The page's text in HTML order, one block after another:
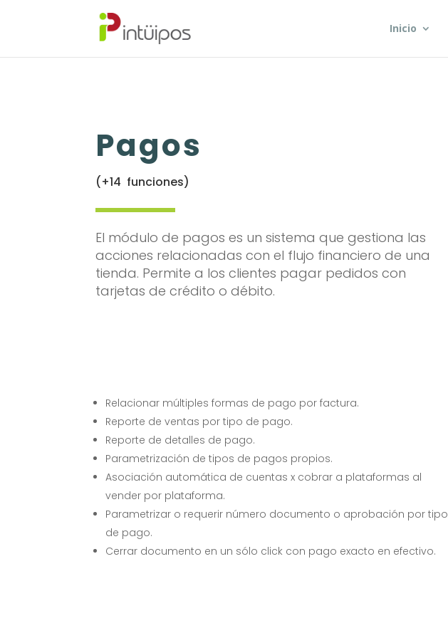
Inicio
Pagos
(+14 funciones)
El módulo de pagos es un sistema que gestiona las
acciones relacionadas con el flujo financiero de una
tienda. Permite a los clientes pagar pedidos con
tarjetas de crédito o débito.
Relacionar múltiples formas de pago por factura.
Reporte de ventas por tipo de pago.
Reporte de detalles de pago.
Parametrización de tipos de pagos propios.
Asociación automática de cuentas x cobrar a plataformas al
vender por plataforma.
Parametrizar o requerir número documento o aprobación por tipo
de pago.
Cerrar documento en un sólo click con pago exacto en efectivo.